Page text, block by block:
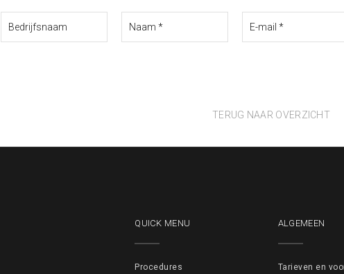
TERUG NAAR OVERZICHT
QUICK MENU
Procedures
ALGEMEEN
Tarieven en